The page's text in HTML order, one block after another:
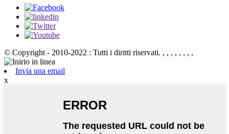
© Copyright - 2010-2022 : Tutti i diritti riservati. , , , , , , , ,
Invia una email
x